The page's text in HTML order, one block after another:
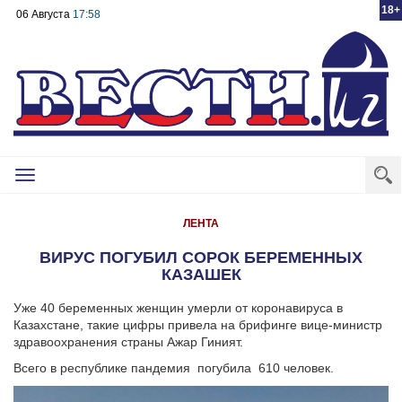
18+
06 Августа 17:58
Toggle
ЛЕНТА
ВИРУС ПОГУБИЛ СОРОК БЕРЕМЕННЫХ
КАЗАШЕК
Уже 40 беременных женщин умерли от коронавируса в
Казахстане, такие цифры привела на брифинге вице-министр
здравоохранения страны Ажар Гиният.
Всего в республике пандемия погубила 610 человек.